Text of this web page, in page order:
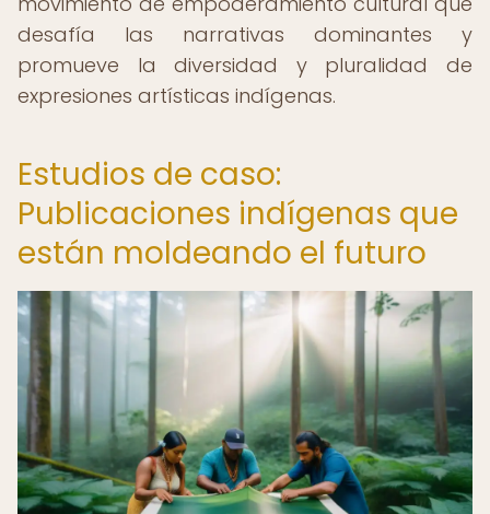
desafía las narrativas dominantes y
promueve la diversidad y pluralidad de
expresiones artísticas indígenas.
Estudios de caso:
Publicaciones indígenas que
están moldeando el futuro